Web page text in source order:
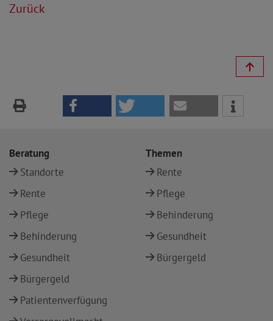
Zurück
Beratung
Standorte
Rente
Pflege
Behinderung
Gesundheit
Bürgergeld
Patientenverfügung
Themen
Rente
Pflege
Behinderung
Gesundheit
Bürgergeld